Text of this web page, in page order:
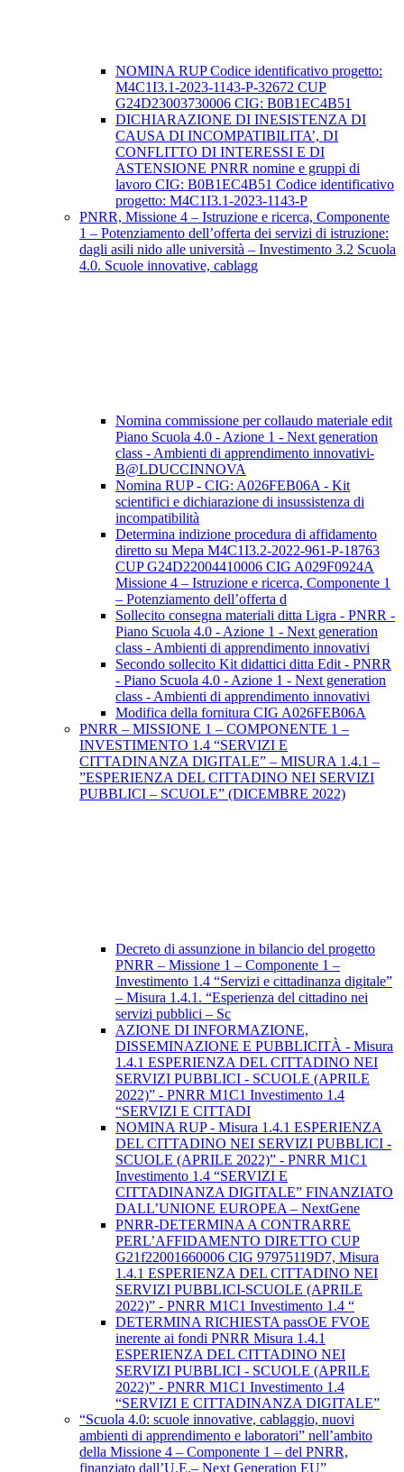
NOMINA RUP Codice identificativo progetto:
M4C1I3.1-2023-1143-P-32672 CUP
G24D23003730006 CIG: B0B1EC4B51
DICHIARAZIONE DI INESISTENZA DI
CAUSA DI INCOMPATIBILITA’, DI
CONFLITTO DI INTERESSI E DI
ASTENSIONE PNRR nomine e gruppi di
lavoro CIG: B0B1EC4B51 Codice identificativo
progetto: M4C1I3.1-2023-1143-P
PNRR, Missione 4 – Istruzione e ricerca, Componente
1 – Potenziamento dell’offerta dei servizi di istruzione:
dagli asili nido alle università – Investimento 3.2 Scuola
4.0. Scuole innovative, cablagg
Nomina commissione per collaudo materiale edit
Piano Scuola 4.0 - Azione 1 - Next generation
class - Ambienti di apprendimento innovativi-
B@LDUCCINNOVA
Nomina RUP - CIG: A026FEB06A - Kit
scientifici e dichiarazione di insussistenza di
incompatibilità
Determina indizione procedura di affidamento
diretto su Mepa M4C1I3.2-2022-961-P-18763
CUP G24D22004410006 CIG A029F0924A
Missione 4 – Istruzione e ricerca, Componente 1
– Potenziamento dell’offerta d
Sollecito consegna materiali ditta Ligra - PNRR -
Piano Scuola 4.0 - Azione 1 - Next generation
class - Ambienti di apprendimento innovativi
Secondo sollecito Kit didattici ditta Edit - PNRR
- Piano Scuola 4.0 - Azione 1 - Next generation
class - Ambienti di apprendimento innovativi
Modifica della fornitura CIG A026FEB06A
PNRR – MISSIONE 1 – COMPONENTE 1 –
INVESTIMENTO 1.4 “SERVIZI E
CITTADINANZA DIGITALE” – MISURA 1.4.1 –
”ESPERIENZA DEL CITTADINO NEI SERVIZI
PUBBLICI – SCUOLE” (DICEMBRE 2022)
Decreto di assunzione in bilancio del progetto
PNRR – Missione 1 – Componente 1 –
Investimento 1.4 “Servizi e cittadinanza digitale”
– Misura 1.4.1. “Esperienza del cittadino nei
servizi pubblici – Sc
AZIONE DI INFORMAZIONE,
DISSEMINAZIONE E PUBBLICITÀ - Misura
1.4.1 ESPERIENZA DEL CITTADINO NEI
SERVIZI PUBBLICI - SCUOLE (APRILE
2022)” - PNRR M1C1 Investimento 1.4
“SERVIZI E CITTADI
NOMINA RUP - Misura 1.4.1 ESPERIENZA
DEL CITTADINO NEI SERVIZI PUBBLICI -
SCUOLE (APRILE 2022)” - PNRR M1C1
Investimento 1.4 “SERVIZI E
CITTADINANZA DIGITALE” FINANZIATO
DALL’UNIONE EUROPEA – NextGene
PNRR-DETERMINA A CONTRARRE
PERL’AFFIDAMENTO DIRETTO CUP
G21f22001660006 CIG 97975119D7, Misura
1.4.1 ESPERIENZA DEL CITTADINO NEI
SERVIZI PUBBLICI-SCUOLE (APRILE
2022)” - PNRR M1C1 Investimento 1.4 “
DETERMINA RICHIESTA passOE FVOE
inerente ai fondi PNRR Misura 1.4.1
ESPERIENZA DEL CITTADINO NEI
SERVIZI PUBBLICI - SCUOLE (APRILE
2022)” - PNRR M1C1 Investimento 1.4
“SERVIZI E CITTADINANZA DIGITALE”
“Scuola 4.0: scuole innovative, cablaggio, nuovi
ambienti di apprendimento e laboratori” nell’ambito
della Missione 4 – Componente 1 – del PNRR,
finanziato dall’U.E.– Next Generation EU”